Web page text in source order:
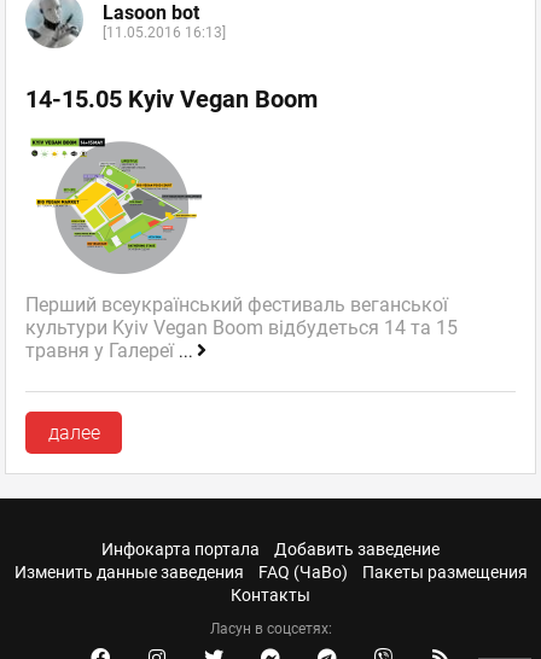
Lasoon bot
[11.05.2016 16:13]
14-15.05 Kyiv Vegan Boom
Перший всеукраїнський фестиваль веганської
культури Kyiv Vegan Boom відбудеться 14 та 15
травня у Галереї ...
далее
Инфокарта портала
Добавить заведение
Изменить данные заведения
FAQ (ЧаВо)
Пакеты размещения
Контакты
Ласун в соцсетях: